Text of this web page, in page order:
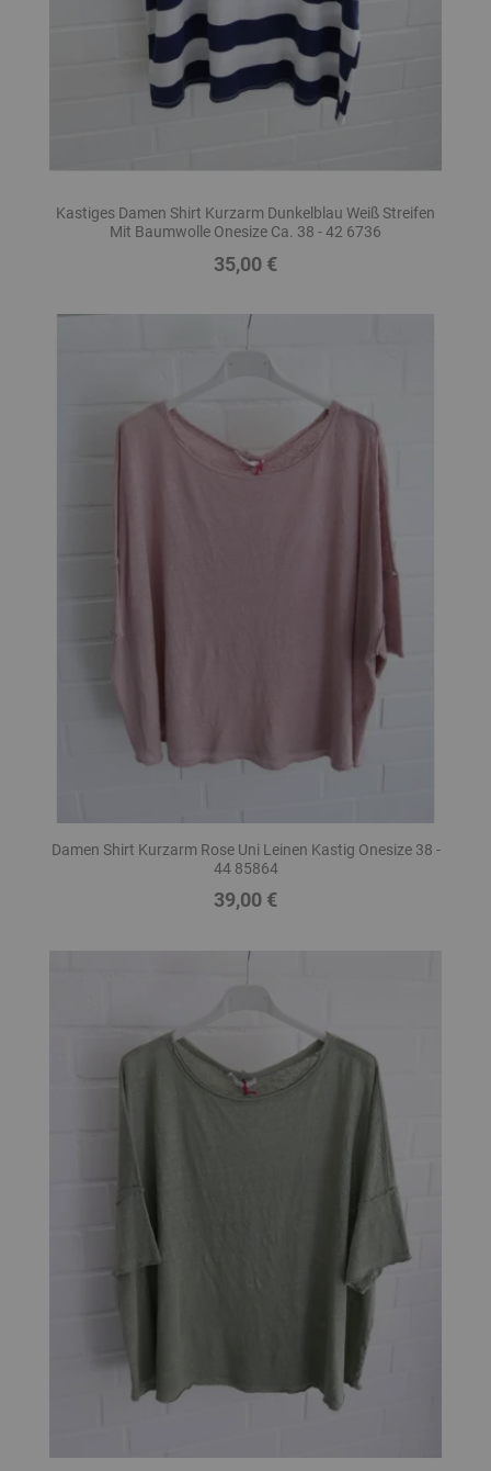
Kastiges Damen Shirt Kurzarm Dunkelblau Weiß Streifen
Mit Baumwolle Onesize Ca. 38 - 42 6736
Preis
35,00 €
Damen Shirt Kurzarm Rose Uni Leinen Kastig Onesize 38 -
44 85864
Preis
39,00 €